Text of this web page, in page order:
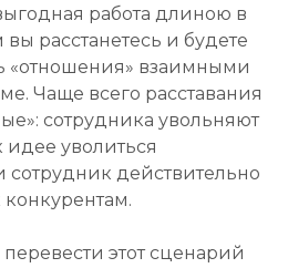
работа длиною в
расстанетесь и будете
«отношения» взаимными
Чаще всего расставания
сотрудника увольняют
уволиться
сотрудник действительно
конкурентам.
этот сценарий